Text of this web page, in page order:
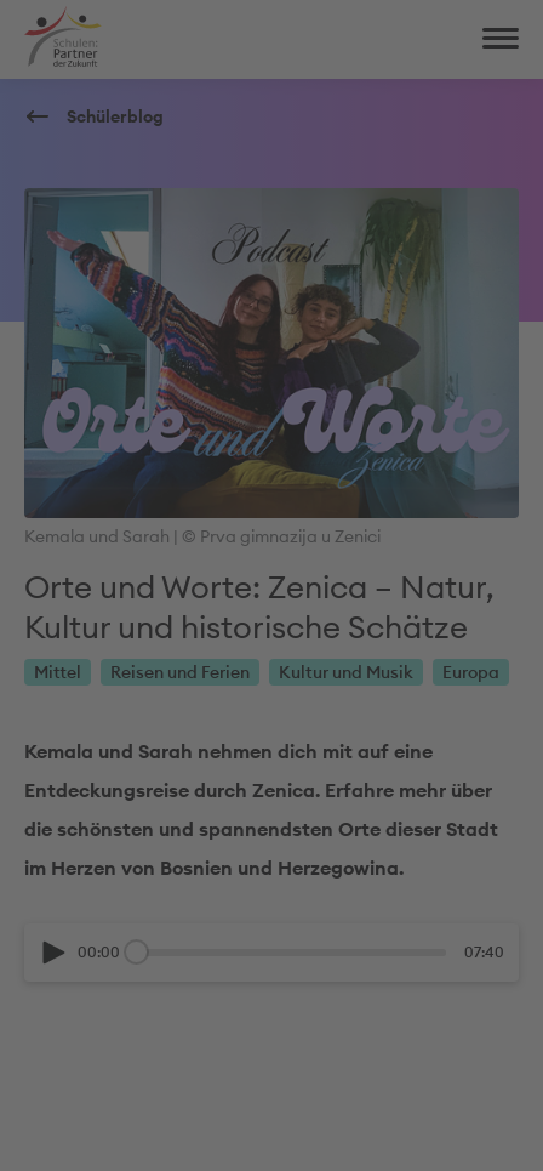
Schülerblog
Kemala und Sarah | © Prva gimnazija u Zenici
Orte und Worte: Zenica – Natur,
Kultur und historische Schätze
Mittel Reisen und Ferien Kultur und Musik Europa
Kemala und Sarah nehmen dich mit auf eine
Entdeckungsreise durch Zenica. Erfahre mehr über
die schönsten und spannendsten Orte dieser Stadt
im Herzen von Bosnien und Herzegowina.
00:00 07:40